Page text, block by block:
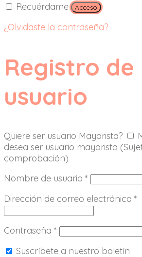
Recuérdame
Acceso
¿Olvidaste la contraseña?
Registro de
usuario
Quiere ser usuario Mayorista?
desea ser usuario mayorista
comprobación)
Nombre de usuario *
Dirección de correo electrónico *
Contraseña *
Suscríbete a nuestro boletín